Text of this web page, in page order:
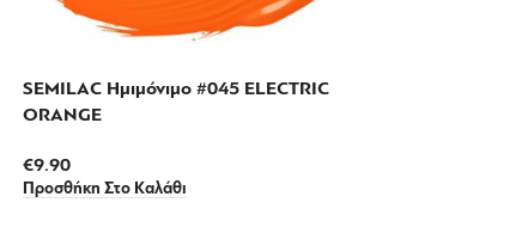
SEMILAC Ημιμόνιμο #045 ELECTRIC
ORANGE
€9.90
Προσθήκη Στο Καλάθι